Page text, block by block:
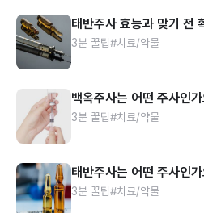
태반주사 효능과 맞기 전
3분 꿀팁#치료/약물
백옥주사는 어떤 주사인
3분 꿀팁#치료/약물
태반주사는 어떤 주사인
3분 꿀팁#치료/약물